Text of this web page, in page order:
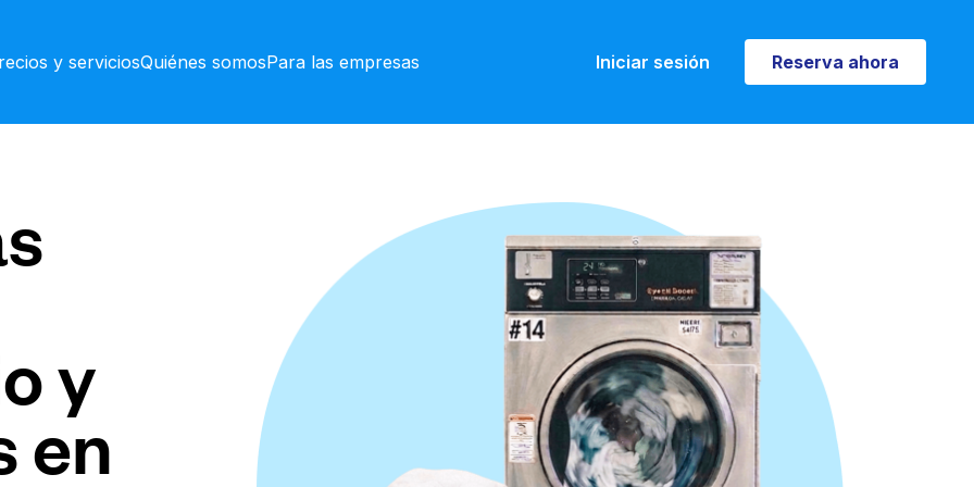
y serviciosQuiénes somosPara las empresas Iniciar sesión Reserva ahora
Reserva ahora
y
en